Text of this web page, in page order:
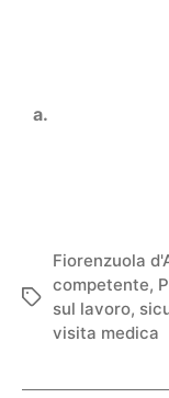
a.
Fiorenzuola
competente,
sul lavoro,
visita medica